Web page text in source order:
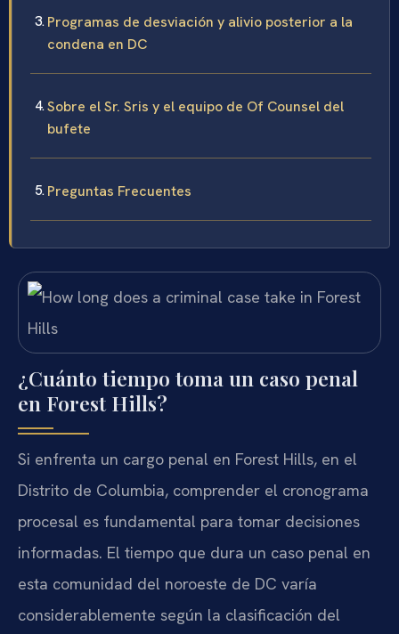
Programas de desviación y alivio posterior a la
condena en DC
Sobre el Sr. Sris y el equipo de Of Counsel del
bufete
Preguntas Frecuentes
¿Cuánto tiempo toma un caso penal
en Forest Hills?
Si enfrenta un cargo penal en Forest Hills, en el
Distrito de Columbia, comprender el cronograma
procesal es fundamental para tomar decisiones
informadas. El tiempo que dura un caso penal en
esta comunidad del noroeste de DC varía
considerablemente según la clasificación del